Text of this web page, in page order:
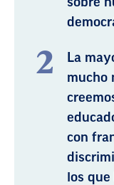
La
mucho
con
los